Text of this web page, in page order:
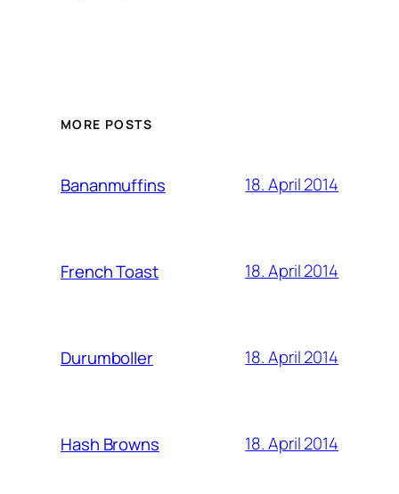
MORE POSTS
Bananmuffins 18. April 2014
French Toast 18. April 2014
Durumboller 18. April 2014
Hash Browns 18. April 2014